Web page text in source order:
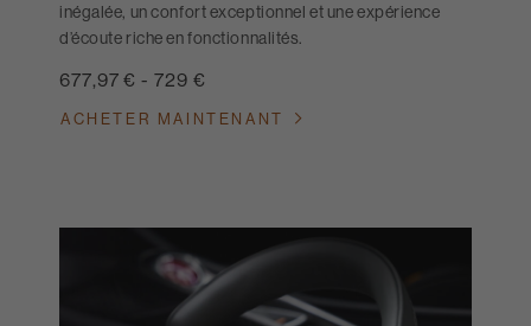
inégalée, un confort exceptionnel et une expérience
d’écoute riche en fonctionnalités.
677,97 €- 729 €
ACHETER MAINTENANT